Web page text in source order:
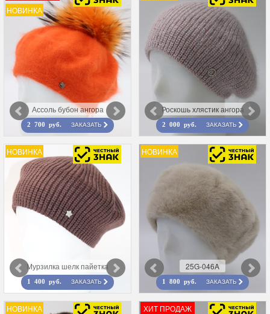
НОВИНКА
Ассоль бубон ангора
2 700 руб. ЗАКАЗАТЬ
Роскошь хлястик ангора
2 000 руб. ЗАКАЗАТЬ
НОВИНКА
Мурзилка шелк пайетка
1 400 руб. ЗАКАЗАТЬ
НОВИНКА
25G-046A
1 800 руб. ЗАКАЗАТЬ
НОВИНКА
ХИТ ПРОДАЖ